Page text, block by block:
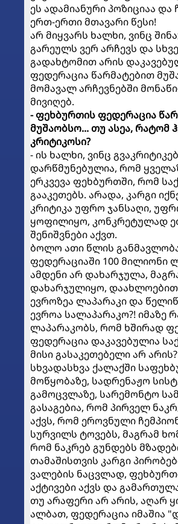
ეს ადამიანური პოზიციაა და
ერთ-ერთი მთავარი წესი!
არ მიყვარს ხალხი, ვინც
გარეულს ვერ არჩევს და
გადახტომით არის
ფედერაცია წარმატებით
მომავალ არჩევნებში
მივიღებ.
- ფეხბურთის ფედერაცია
მუშაობსო... თუ ასეა, რატომ
კრიტიკოსი?
- ის ხალხი, ვინც
დარწმუნებულია, რომ
ერკვევა ფეხბურთში, რომ
გააკეთებს. არადა, კარგი
კრიტიკა უფრო ჯანსაღი,
ყოფილიყო, კონკრეტულად
შენიშვნები აქვთ.
ბოლო ათი წლის
ფედერაციაში 100 მილიონი
ამდენი არ დახარჯულა,
დახარჯულიყო,
ევროზეა ლაპარაკი და
ევროა სალაპარაკო?! იმაზე
ლაპარაკობს, რომ ხშირად
ფედერაცია დაკავებულია
მისი გასაკეთებელი არ
სხვადასხვა ქალაქში
მოწყობაზე, სადრენაჟო
გამოცვლაზე, სარემონტო
გასაგებია, რომ პირველ
აქვს, რომ ეროვნული
სურვილს ტოვებს, მაგრამ
რომ ნაკრებ გუნდებს
თამაშისთვის კარგი
ვალების ნაცვლად,
აქტივები აქვს და
თუ არაფერი არ არის, აღარ
ალბათ, ფედერაცია იმაშია